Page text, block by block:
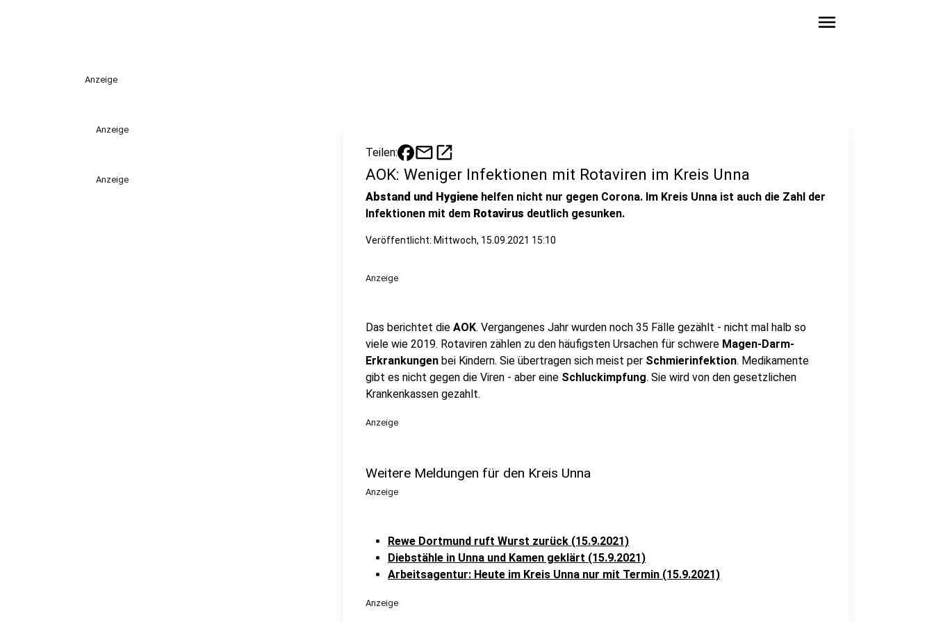
menu
Anzeige
Anzeige
Anzeige
Teilen: mailopen_in_new
AOK: Weniger Infektionen mit Rotaviren im Kreis Unna
Abstand und Hygiene helfen nicht nur gegen Corona. Im Kreis Unna ist auch die Zahl der
Infektionen mit dem Rotavirus deutlich gesunken.
Veröffentlicht: Mittwoch, 15.09.2021 15:10
Anzeige
Das berichtet die AOK. Vergangenes Jahr wurden noch 35 Fälle gezählt - nicht mal halb so
viele wie 2019. Rotaviren zählen zu den häufigsten Ursachen für schwere Magen-Darm-
Erkrankungen bei Kindern. Sie übertragen sich meist per Schmierinfektion. Medikamente
gibt es nicht gegen die Viren - aber eine Schluckimpfung. Sie wird von den gesetzlichen
Krankenkassen gezahlt.
Anzeige
Weitere Meldungen für den Kreis Unna
Anzeige
Rewe Dortmund ruft Wurst zurück (15.9.2021)
Diebstähle in Unna und Kamen geklärt (15.9.2021)
Arbeitsagentur: Heute im Kreis Unna nur mit Termin (15.9.2021)
Anzeige